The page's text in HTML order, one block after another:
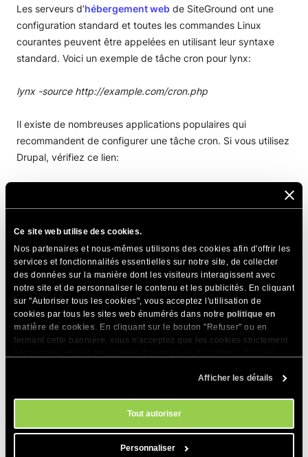
Ce site web utilise des cookies.
Nos partenaires et nous-mêmes utilisons des cookies afin d'offrir les
services et fonctionnalités essentielles sur notre site, de collecter
des données sur la manière dont les visiteurs interagissent avec
notre site et de personnaliser le contenu et les publicités. En cliquant
sur "Autoriser tous les cookies", vous acceptez l'utilisation de
cookies par tous les sites web énumérés dans notre politique en
matière de cookies. En cliquant sur le bouton "Refuser" ou en
fermant cette bannière, vous n'acceptez que les cookies strictement
. Vous pouvez gérer vos préférences
Afficher les détails
Tout autoriser
Personnaliser
Les serveurs d’hébergement web de SiteGround ont une
configuration standard et toutes les commandes Linux
courantes peuvent être appelées en utilisant leur syntaxe
standard. Voici un exemple de tâche cron pour lynx:
lynx -source http://example.com/cron.php
Il existe de nombreuses applications populaires qui
recommandent de configurer une tâche cron. Si vous utilisez
Drupal, vérifiez ce lien:
PARTAGER CET ARTICLE
Comment nous gérons les crawlers d'IA sur les
serveurs de SiteGround